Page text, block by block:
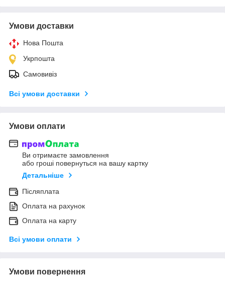
Умови доставки
Нова Пошта
Укрпошта
Самовивіз
Всі умови доставки
Умови оплати
Ви отримаєте замовлення
або гроші повернуться на вашу картку
Детальніше
Післяплата
Оплата на рахунок
Оплата на карту
Всі умови оплати
Умови повернення